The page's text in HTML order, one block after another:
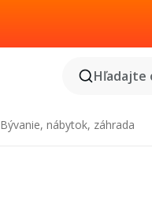
Hľadajte
Bývanie, nábytok, záhrada